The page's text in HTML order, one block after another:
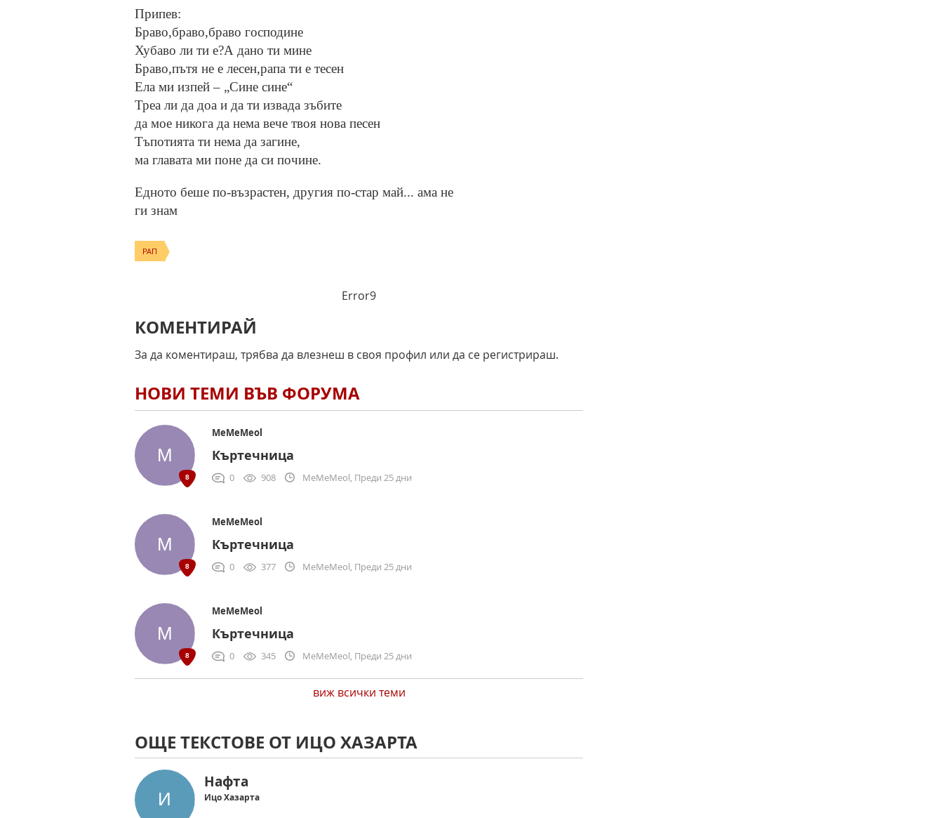
Припев:
Браво,браво,браво господине
Хубаво ли ти е?А дано ти мине
Браво,пътя не е лесен,рапа ти е тесен
Ела ми изпей – „Сине сине“
Треа ли да доа и да ти извада зъбите
да мое никога да нема вече твоя нова песен
Тъпотията ти нема да загине,
ма главата ми поне да си почине.
Едното беше по-възрастен, другия по-стар май... ама не
ги знам
РАП
Error9
КОМЕНТИРАЙ
За да коментираш, трябва да влезнеш в своя профил или да се регистрираш.
НОВИ ТЕМИ ВЪВ ФОРУМА
MeMeMeol
Къртечница
0 908 MeMeMeol, Преди 25 дни
MeMeMeol
Къртечница
0 377 MeMeMeol, Преди 25 дни
MeMeMeol
Къртечница
0 345 MeMeMeol, Преди 25 дни
виж всички теми
ОЩЕ ТЕКСТОВЕ ОТ ИЦО ХАЗАРТА
Нафта
Ицо Хазарта